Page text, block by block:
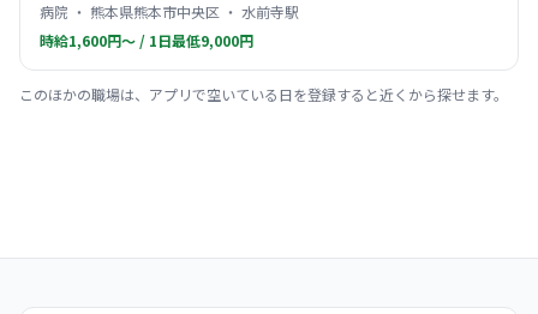
病院 ・ 熊本県熊本市中央区 ・ 水前寺駅
時給1,600円〜 / 1日最低9,000円
このほかの職場は、アプリで空いている日を登録すると近くから探せます。